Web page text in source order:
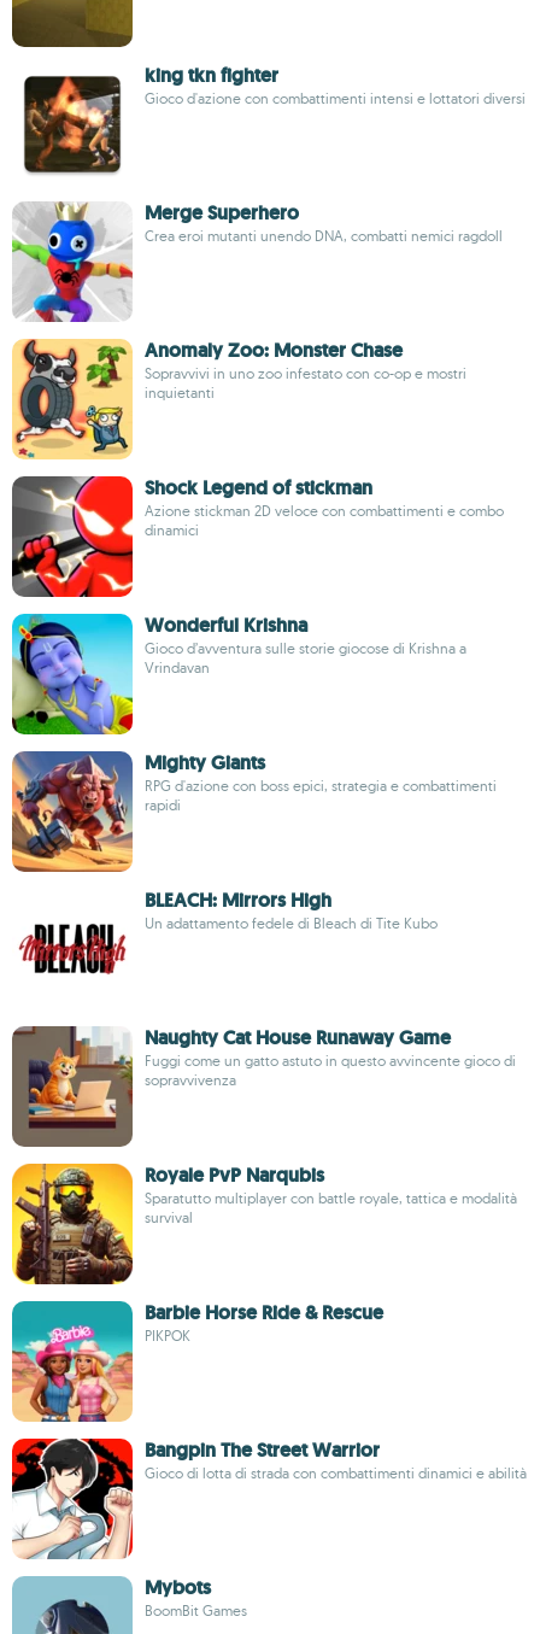
king tkn fighter
Gioco d'azione con combattimenti intensi e lottatori diversi
Merge Superhero
Crea eroi mutanti unendo DNA, combatti nemici ragdoll
Anomaly Zoo: Monster Chase
Sopravvivi in uno zoo infestato con co-op e mostri
inquietanti
Shock Legend of stickman
Azione stickman 2D veloce con combattimenti e combo
dinamici
Wonderful Krishna
Gioco d’avventura sulle storie giocose di Krishna a
Vrindavan
Mighty Giants
RPG d'azione con boss epici, strategia e combattimenti
rapidi
BLEACH: Mirrors High
Un adattamento fedele di Bleach di Tite Kubo
Naughty Cat House Runaway Game
Fuggi come un gatto astuto in questo avvincente gioco di
sopravvivenza
Royale PvP Narqubis
Sparatutto multiplayer con battle royale, tattica e modalità
survival
Barbie Horse Ride & Rescue
PIKPOK
Bangpin The Street Warrior
Gioco di lotta di strada con combattimenti dinamici e abilità
Mybots
BoomBit Games